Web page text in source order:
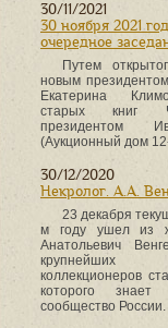
30/11/2021
30 ноября 2021
очередное
Путем
новым
Екатерина
старых книг
президентом
(Аукционный дом
30/12/2020
Некролог. А.А.
23 декабря
м году ушел из
Анатольевич
крупнейших
коллекционеров
которого
сообщество России.